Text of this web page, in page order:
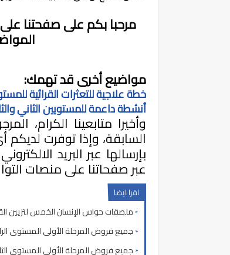
مرحبا بكم على صفحتنا
مواضيع أخرى قد تهمك:
خطة علاجية للتعثرات القرائية
أنشطة داعمة للمستويين الثاني
وأخيرا متابعينا الكرام،
السابقة، وإذا توفرت
بإرسالها عبر البريد
عبر صفحاتنا على منصات
اقرا ايضا
ملصقات حواس الإنسان الخمس لتزيين
جميع فروض المرحلة الأولى المستوى
جميع فروض المرحلة الأولى المستوى